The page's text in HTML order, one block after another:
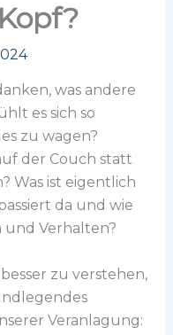
was andere
es sich so
zu wagen?
der Couch statt
Was ist eigentlich
da und wie
und Verhalten?
zu verstehen,
Veranlagung: